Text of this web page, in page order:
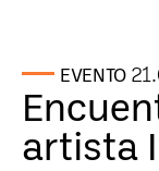
EVENTO
artista